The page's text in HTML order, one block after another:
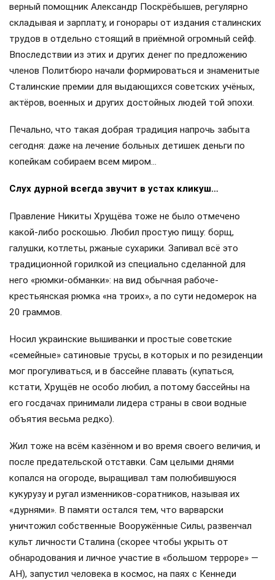
верный помощник Александр Поскрёбышев, регулярно
складывая и зарплату, и гонорары от издания сталинских
трудов в отдельно стоящий в приёмной огромный сейф.
Впоследствии из этих и других денег по предложению
членов Политбюро начали формироваться и знаменитые
Сталинские премии для выдающихся советских учёных,
актёров, военных и других достойных людей той эпохи.
Печально, что такая добрая традиция напрочь забыта
сегодня: даже на лечение больных детишек деньги по
копейкам собираем всем миром…
Слух дурной всегда звучит в устах кликуш…
Правление Никиты Хрущёва тоже не было отмечено
какой-либо роскошью. Любил простую пищу: борщ,
галушки, котлеты, ржаные сухарики. Запивал всё это
традиционной горилкой из специально сделанной для
него «рюмки-обманки»: на вид обычная рабоче-
крестьянская рюмка «на троих», а по сути недомерок на
20 граммов.
Носил украинские вышиванки и простые советские
«семейные» сатиновые трусы, в которых и по резиденции
мог прогуливаться, и в бассейне плавать (купаться,
кстати, Хрущёв не особо любил, а потому бассейны на
его госдачах принимали лидера страны в свои водные
объятия весьма редко).
Жил тоже на всём казённом и во время своего величия, и
после предательской отставки. Сам целыми днями
копался на огороде, выращивал там полюбившуюся
кукурузу и ругал изменников-соратников, называя их
«дурнями». В памяти остался тем, что варварски
уничтожил собственные Вооружённые Силы, развенчал
культ личности Сталина (скорее чтобы укрыть от
обнародования и личное участие в «большом терроре» —
АН), запустил человека в космос, на паях с Кеннеди